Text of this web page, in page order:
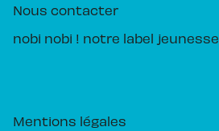
Nous contacter
nobi nobi ! notre label jeunesse
Mentions légales